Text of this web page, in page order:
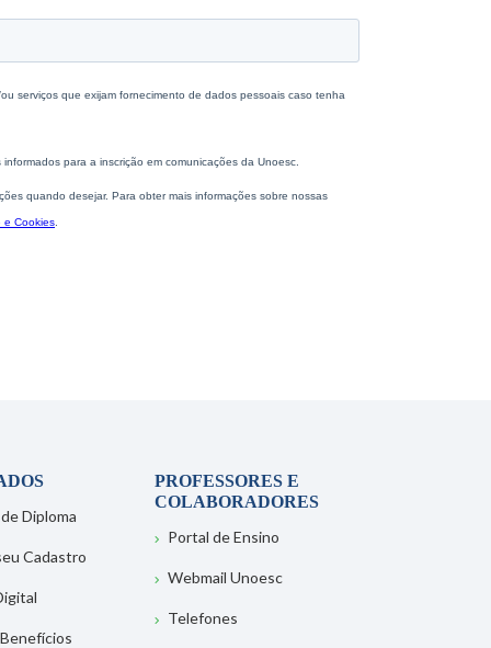
Diploma
Cadastro
PROFESSORES E
COLABORADORES
Portal de Ensino
Webmail Unoesc
Telefones